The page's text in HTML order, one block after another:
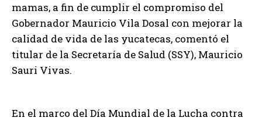
mamas, a fin de cumplir el compromiso del
Gobernador Mauricio Vila Dosal con mejorar la
calidad de vida de las yucatecas, comentó el
titular de la Secretaría de Salud (SSY), Mauricio
Sauri Vivas.
En el marco del Día Mundial de la Lucha contra